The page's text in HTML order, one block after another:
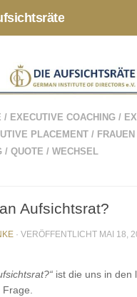
/ EXECUTIVE COACHING /
PLACEMENT / FRAUEN
/ QUOTE / WECHSEL
Aufsichtsrat?
· VERÖFFENTLICHT MAI 18,
ist die uns in den
Frage.